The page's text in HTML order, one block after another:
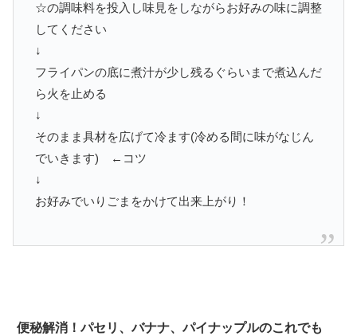
☆の調味料を投入し味見をしながらお好みの味に調整
してください
↓
フライパンの底に煮汁が少し残るぐらいまで煮込んだ
ら火を止める
↓
そのまま具材を広げて冷ます(冷める間に味がなじん
でいきます) ←コツ
↓
お好みでいりごまをかけて出来上がり！
便秘解消！パセリ、バナナ、パイナップルのこれでも